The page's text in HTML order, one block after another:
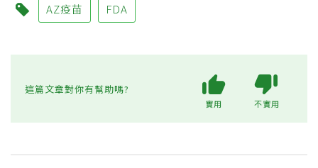
AZ疫苗 FDA
這篇文章對你有幫助嗎?
實用 不實用